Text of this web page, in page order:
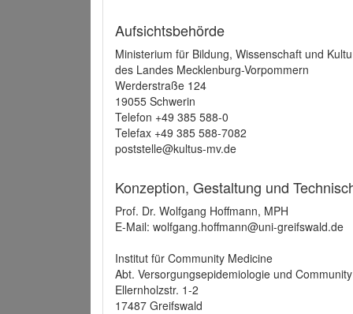
Aufsichtsbehörde
Ministerium für Bildung, Wissenschaft und
des Landes Mecklenburg-Vorpommern
Werderstraße 124
19055 Schwerin
Telefon +49 385 588-0
Telefax +49 385 588-7082
poststelle@kultus-mv.de
Konzeption, Gestaltung und
Prof. Dr. Wolfgang Hoffmann, MPH
E-Mail: wolfgang.hoffmann@uni-greifswald.de
Institut für Community Medicine
Abt. Versorgungsepidemiologie und
Ellernholzstr. 1-2
17487 Greifswald